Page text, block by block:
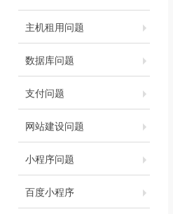
主机租用问题
数据库问题
支付问题
网站建设问题
小程序问题
百度小程序